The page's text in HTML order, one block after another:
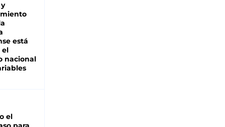
está
el
nacional
el